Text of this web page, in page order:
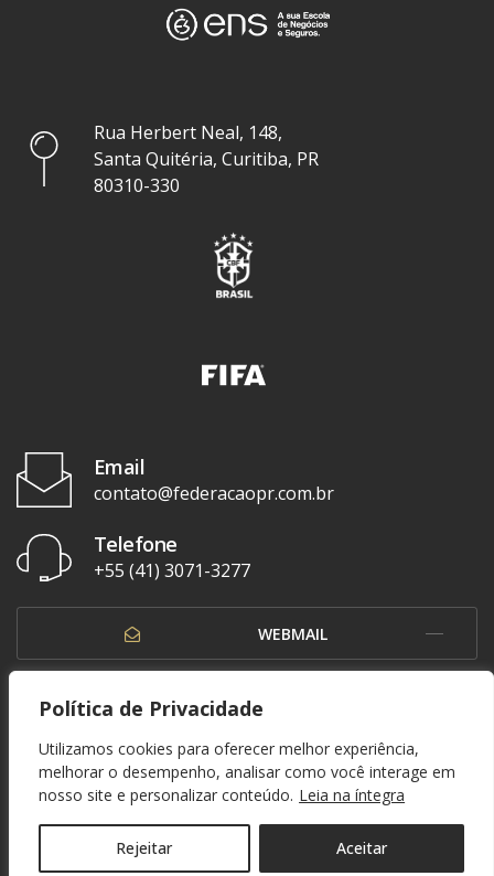
Política de Privacidade
Utilizamos cookies para oferecer melhor experiência,
melhorar o desempenho, analisar como você interage em
nosso site e personalizar conteúdo. Leia na íntegra
Rejeitar Aceitar
Rua Herbert Neal, 148,
Santa Quitéria, Curitiba, PR
80310-330
Email
contato@federacaopr.com.br
Telefone
+55 (41) 3071-3277
WEBMAIL
OUVIDORIA
© 1937 - 2026. Federação Paranaense de Futebol. Todos os direitos reservados. By